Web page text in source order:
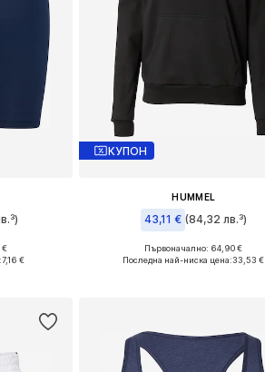
L, XL
€
7,16 €
КУПОН
HUMMEL
43,11 € (84,32 лв.³)
Налични размери: S, M, L, XL
Първоначално: 64,90 €
Последна най-ниска цена:33,53 €